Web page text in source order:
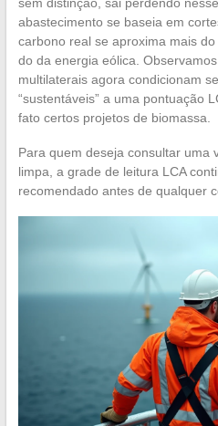
abastecimento se baseia em
carbono real se aproxima mais
do da energia eólica.
multilaterais agora condicionam
“sustentáveis” a uma pontuação
fato certos projetos de biomassa.
Para quem deseja consultar uma
limpa, a grade de leitura LCA
recomendado antes de qualquer